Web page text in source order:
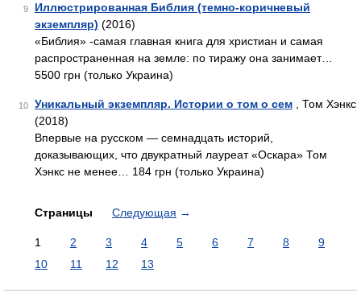
9
Иллюстрированная Библия (темно-коричневый
экземпляр) (2016)
«Библия» -самая главная книга для христиан и самая
распространенная на земле: по тиражу она занимает…
5500 грн (только Украина)
10 Уникальный экземпляр. Истории о том о сем , Том Хэнкс
(2018)
Впервые на русском — семнадцать историй,
доказывающих, что двукратный лауреат «Оскара» Том
Хэнкс не менее… 184 грн (только Украина)
Страницы Следующая →
1 2 3 4 5 6 7 8
9
10
11 12 13